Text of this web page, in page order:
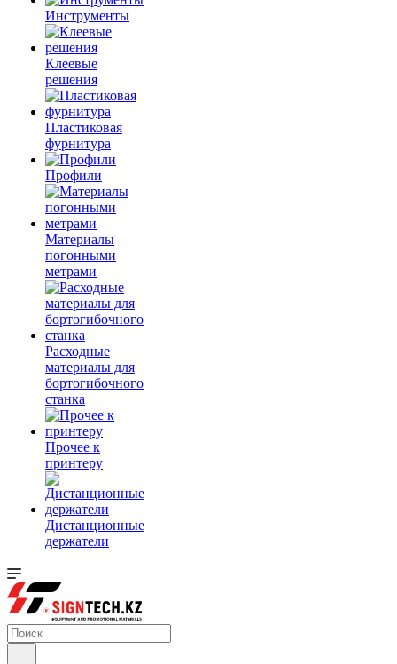
Инструменты
Клеевые
решения
Пластиковая
фурнитура
Профили
Материалы
погонными
метрами
Расходные
материалы для
бортогибочного
станка
Прочее к
принтеру
Дистанционные
держатели